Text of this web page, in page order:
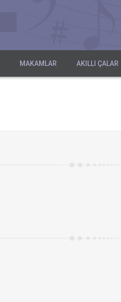
MAKAMLAR AKILLI ÇALAR